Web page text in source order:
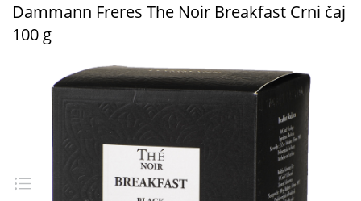
Dammann Freres The Noir Breakfast Crni čaj
100 g